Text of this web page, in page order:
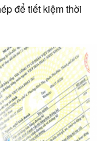
để tiết kiệm thời